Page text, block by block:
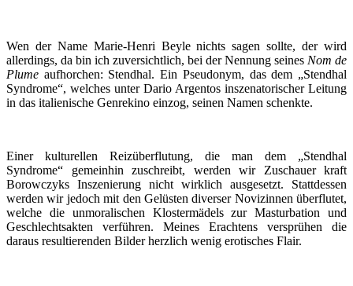
Wen der Name Marie-Henri Beyle nichts sagen sollte, der wird
allerdings, da bin ich zuversichtlich, bei der Nennung seines Nom de
Plume aufhorchen: Stendhal. Ein Pseudonym, das dem „Stendhal
Syndrome“, welches unter Dario Argentos inszenatorischer Leitung
in das italienische Genrekino einzog, seinen Namen schenkte.
Einer kulturellen Reizüberflutung, die man dem „Stendhal
Syndrome“ gemeinhin zuschreibt, werden wir Zuschauer kraft
Borowczyks Inszenierung nicht wirklich ausgesetzt. Stattdessen
werden wir jedoch mit den Gelüsten diverser Novizinnen überflutet,
welche die unmoralischen Klostermädels zur Masturbation und
Geschlechtsakten verführen. Meines Erachtens versprühen die
daraus resultierenden Bilder herzlich wenig erotisches Flair.